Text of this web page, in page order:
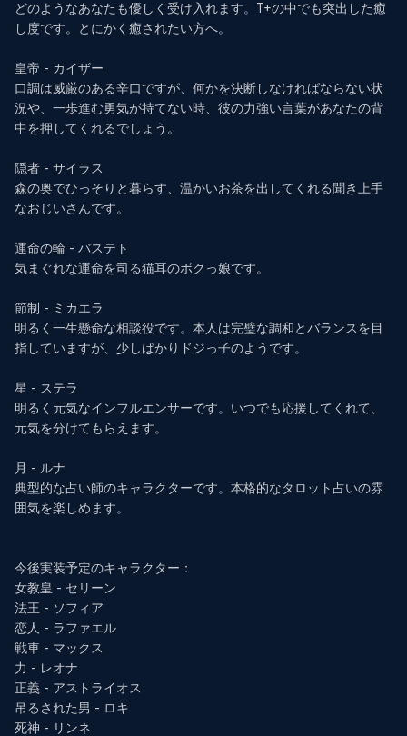
どのようなあなたも優しく受け入れます。T+の中でも突出した癒
し度です。とにかく癒されたい方へ。
皇帝 - カイザー
口調は威厳のある辛口ですが、何かを決断しなければならない状
況や、一歩進む勇気が持てない時、彼の力強い言葉があなたの背
中を押してくれるでしょう。
隠者 - サイラス
森の奥でひっそりと暮らす、温かいお茶を出してくれる聞き上手
なおじいさんです。
運命の輪 - バステト
気まぐれな運命を司る猫耳のボクっ娘です。
節制 - ミカエラ
明るく一生懸命な相談役です。本人は完璧な調和とバランスを目
指していますが、少しばかりドジっ子のようです。
星 - ステラ
明るく元気なインフルエンサーです。いつでも応援してくれて、
元気を分けてもらえます。
月 - ルナ
典型的な占い師のキャラクターです。本格的なタロット占いの雰
囲気を楽しめます。
今後実装予定のキャラクター：
女教皇 - セリーン
法王 - ソフィア
恋人 - ラファエル
戦車 - マックス
力 - レオナ
正義 - アストライオス
吊るされた男 - ロキ
死神 - リンネ